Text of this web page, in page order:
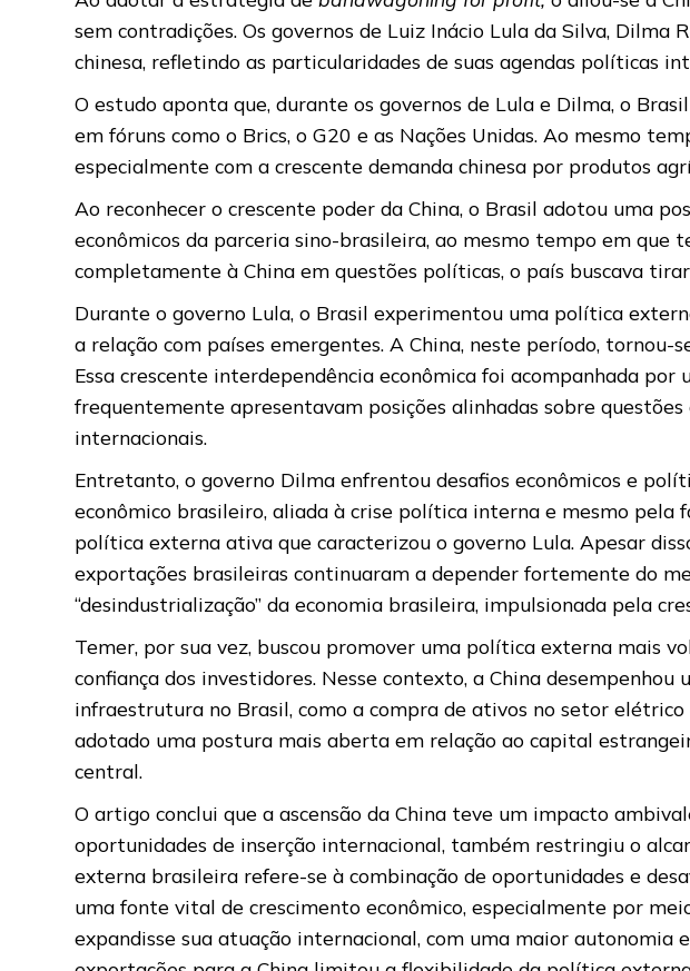
sem contradições. Os governos de Luiz Inácio Lula da Silva,
chinesa, refletindo as particularidades de suas agendas políticas
O estudo aponta que, durante os governos de Lula e Dilma, o
em fóruns como o Brics, o G20 e as Nações Unidas. Ao mesmo
especialmente com a crescente demanda chinesa por produtos
Ao reconhecer o crescente poder da China, o Brasil adotou uma
econômicos da parceria sino-brasileira, ao mesmo tempo em
completamente à China em questões políticas, o país buscava
Durante o governo Lula, o Brasil experimentou uma política
a relação com países emergentes. A China, neste período,
Essa crescente interdependência econômica foi acompanhada
frequentemente apresentavam posições alinhadas sobre
internacionais.
Entretanto, o governo Dilma enfrentou desafios econômicos e
econômico brasileiro, aliada à crise política interna e mesmo
política externa ativa que caracterizou o governo Lula. Apesar
exportações brasileiras continuaram a depender fortemente do
“desindustrialização” da economia brasileira, impulsionada pela
Temer, por sua vez, buscou promover uma política externa mais
confiança dos investidores. Nesse contexto, a China
infraestrutura no Brasil, como a compra de ativos no setor
adotado uma postura mais aberta em relação ao capital
central.
O artigo conclui que a ascensão da China teve um impacto
oportunidades de inserção internacional, também restringiu o
externa brasileira refere-se à combinação de oportunidades e
uma fonte vital de crescimento econômico, especialmente por
expandisse sua atuação internacional, com uma maior